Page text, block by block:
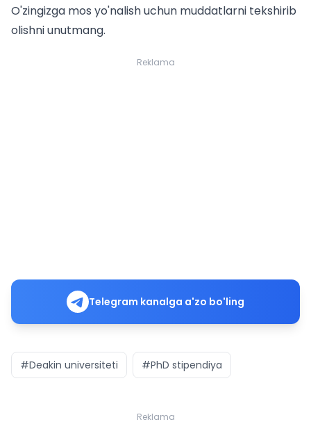
O'zingizga mos yo'nalish uchun muddatlarni tekshirib
olishni unutmang.
Reklama
Telegram kanalga a'zo bo'ling
#Deakin universiteti #PhD stipendiya
Reklama